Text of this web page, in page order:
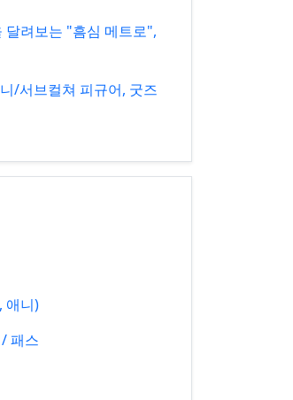
달려보는 "흠심 메트로",
/서브컬쳐 피규어, 굿즈
애니)
패스